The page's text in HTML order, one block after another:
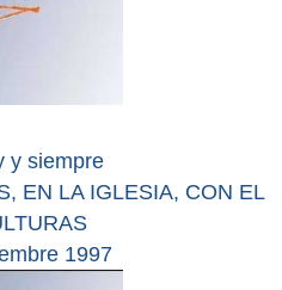
y siempre
EN LA IGLESIA, CON EL
1997